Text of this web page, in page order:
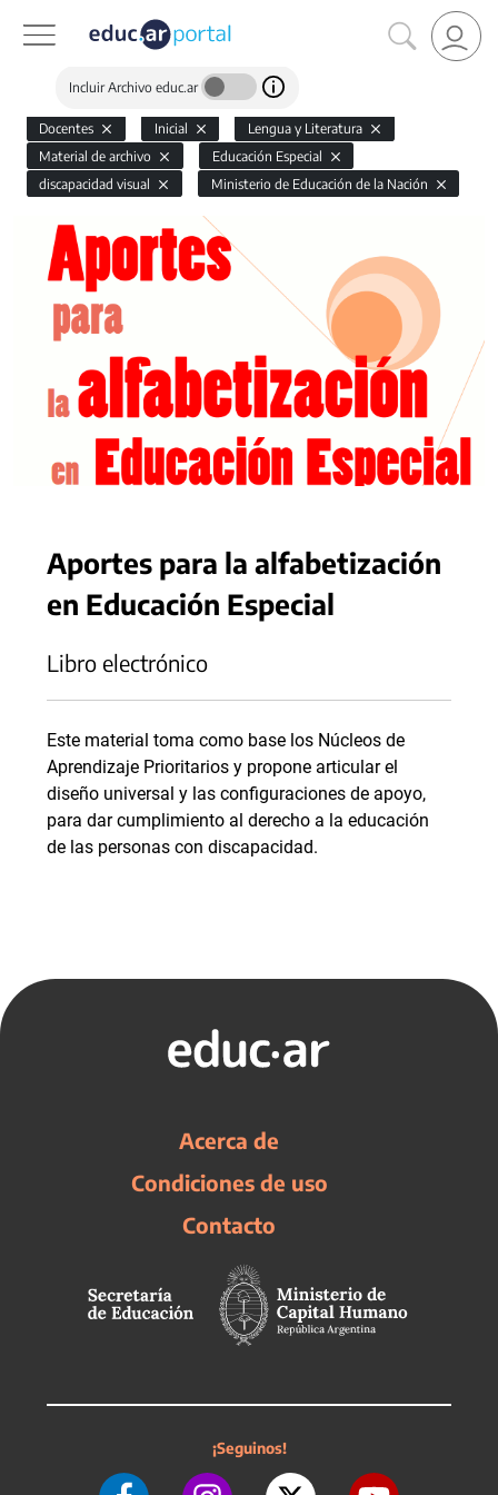
Incluir Archivo educ.ar
Docentes Inicial
Lengua y Literatura
Material de archivo
Educación Especial
discapacidad visual
Ministerio de Educación de la Nación
Aportes para la alfabetización
en Educación Especial
Libro electrónico
Este material toma como base los Núcleos de
Aprendizaje Prioritarios y propone articular el
diseño universal y las configuraciones de apoyo,
para dar cumplimiento al derecho a la educación
de las personas con discapacidad.
Acerca de
Condiciones de uso
Contacto
¡Seguinos!